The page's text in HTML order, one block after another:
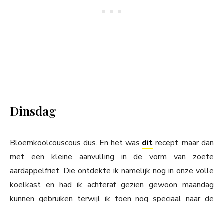
Dinsdag
Bloemkoolcouscous dus. En het was dit recept, maar dan
met een kleine aanvulling in de vorm van zoete
aardappelfriet. Die ontdekte ik namelijk nog in onze volle
koelkast en had ik achteraf gezien gewoon maandag
kunnen gebruiken terwijl ik toen nog speciaal naar de